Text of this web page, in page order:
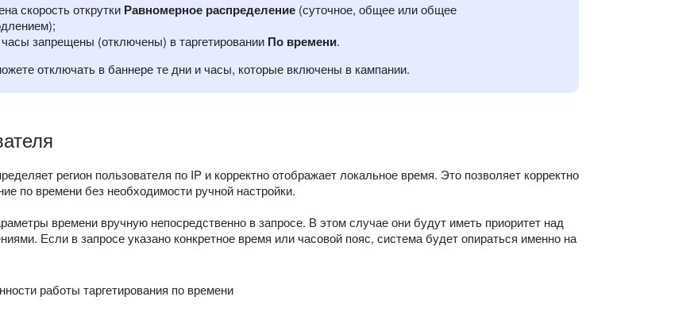
скорость открутки Равномерное распределение (суточное, общее или общее
запрещены (отключены) в таргетировании По времени.
отключать в баннере те дни и часы, которые включены в кампании.
регион пользователя по IP и корректно отображает локальное время. Это позволяет корректно
по времени без необходимости ручной настройки.
времени вручную непосредственно в запросе. В этом случае они будут иметь приоритет над
Если в запросе указано конкретное время или часовой пояс, система будет опираться именно на
работы таргетирования по времени